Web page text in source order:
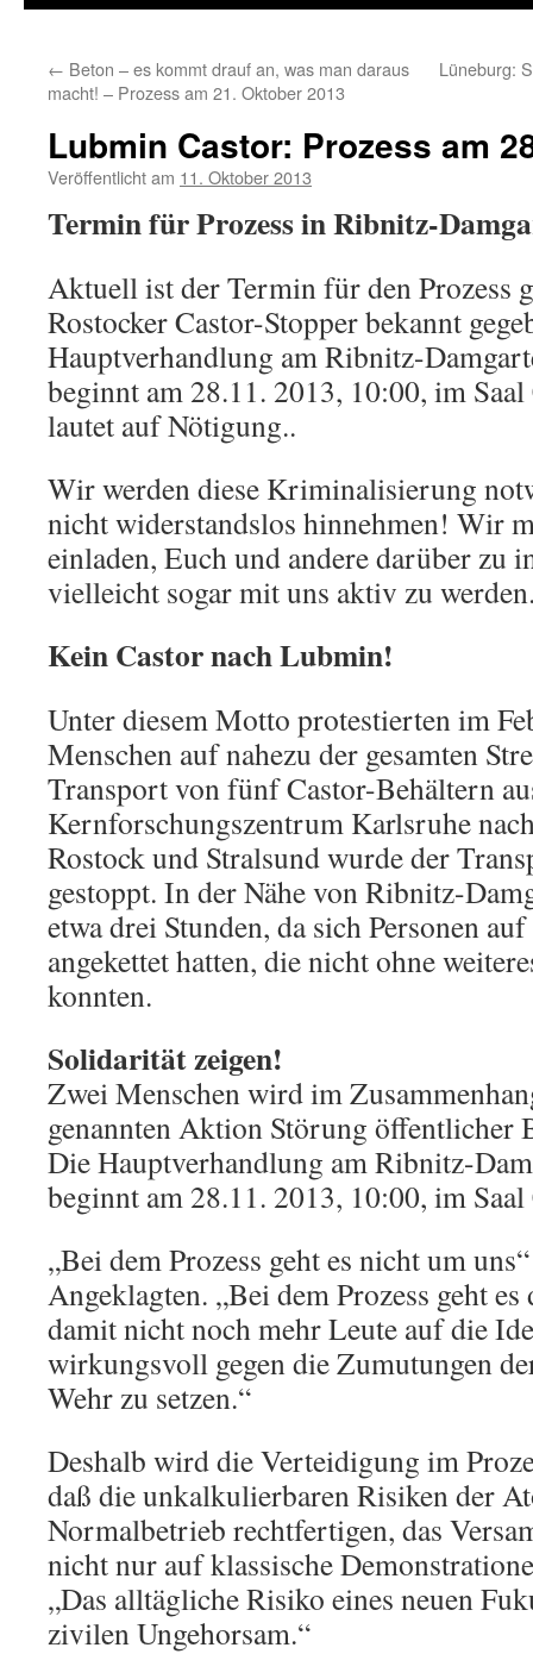
← Beton – es kommt drauf an, was man daraus
macht! – Prozess am 21. Oktober 2013
Lüneburg:
Lubmin Castor: Prozess am
Veröffentlicht am 11. Oktober 2013
Termin für Prozess in Ribnitz-
Aktuell ist der Termin für den Prozess
Rostocker Castor-Stopper bekannt
Hauptverhandlung am Ribnitz-
beginnt am 28.11. 2013, 10:00, im
lautet auf Nötigung..
Wir werden diese Kriminalisierung
nicht widerstandslos hinnehmen! Wir
einladen, Euch und andere darüber zu
vielleicht sogar mit uns aktiv zu
Kein Castor nach Lubmin!
Unter diesem Motto protestierten im
Menschen auf nahezu der gesamten
Transport von fünf Castor-Behältern
Kernforschungszentrum Karlsruhe
Rostock und Stralsund wurde der
gestoppt. In der Nähe von Ribnitz-
etwa drei Stunden, da sich Personen
angekettet hatten, die nicht ohne
konnten.
Solidarität zeigen!
Zwei Menschen wird im
genannten Aktion Störung öffentlicher
Die Hauptverhandlung am Ribnitz-
beginnt am 28.11. 2013, 10:00, im Saal
„Bei dem Prozess geht es nicht um
Angeklagten. „Bei dem Prozess geht
damit nicht noch mehr Leute auf die
wirkungsvoll gegen die Zumutungen
Wehr zu setzen.“
Deshalb wird die Verteidigung im
daß die unkalkulierbaren Risiken der
Normalbetrieb rechtfertigen, das
nicht nur auf klassische
„Das alltägliche Risiko eines neuen
zivilen Ungehorsam.“